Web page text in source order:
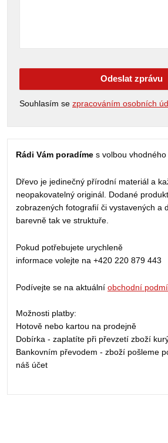
Odeslat zprávu
Souhlasím se zpracováním osobních
Rádi Vám poradíme s volbou vhodného
Dřevo je jedinečný přírodní materiál a
neopakovatelný originál. Dodané
zobrazených fotografií či vystavených a
barevně tak ve struktuře.
Pokud potřebujete urychleně
informace volejte na +420 220 879 443
Podívejte se na aktuálníobchodní
Možnosti platby:
Hotově nebo kartou na prodejně
Dobírka - zaplatíte při převzetí zboží
Bankovním převodem - zboží pošleme
náš účet